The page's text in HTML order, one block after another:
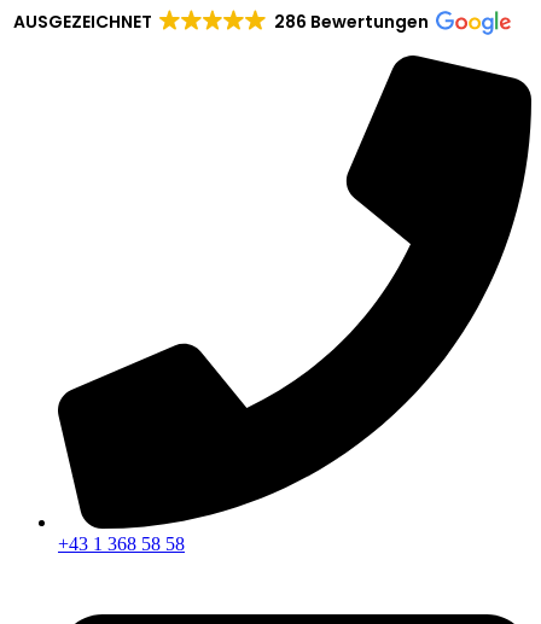
AUSGEZEICHNET 286 Bewertungen
+43 1 368 58 58